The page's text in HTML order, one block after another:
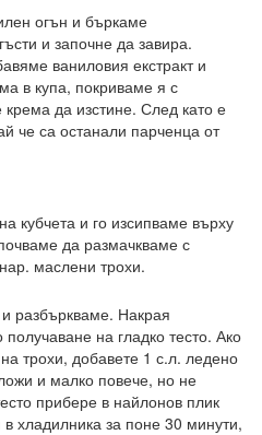
огън и бъркаме
и започне да завира.
ваниловия екстракт и
в купа, покриваме я с
да изстине. След като е
че са останали парченца от
кубчета и го изсипваме върху
да размачкваме с
маслени трохи.
разбъркваме. Накрая
на гладко тесто. Ако
трохи, добавете 1 с.л. ледено
и малко повече, но не
прибере в найлонов плик
хладилника за поне 30 минути,